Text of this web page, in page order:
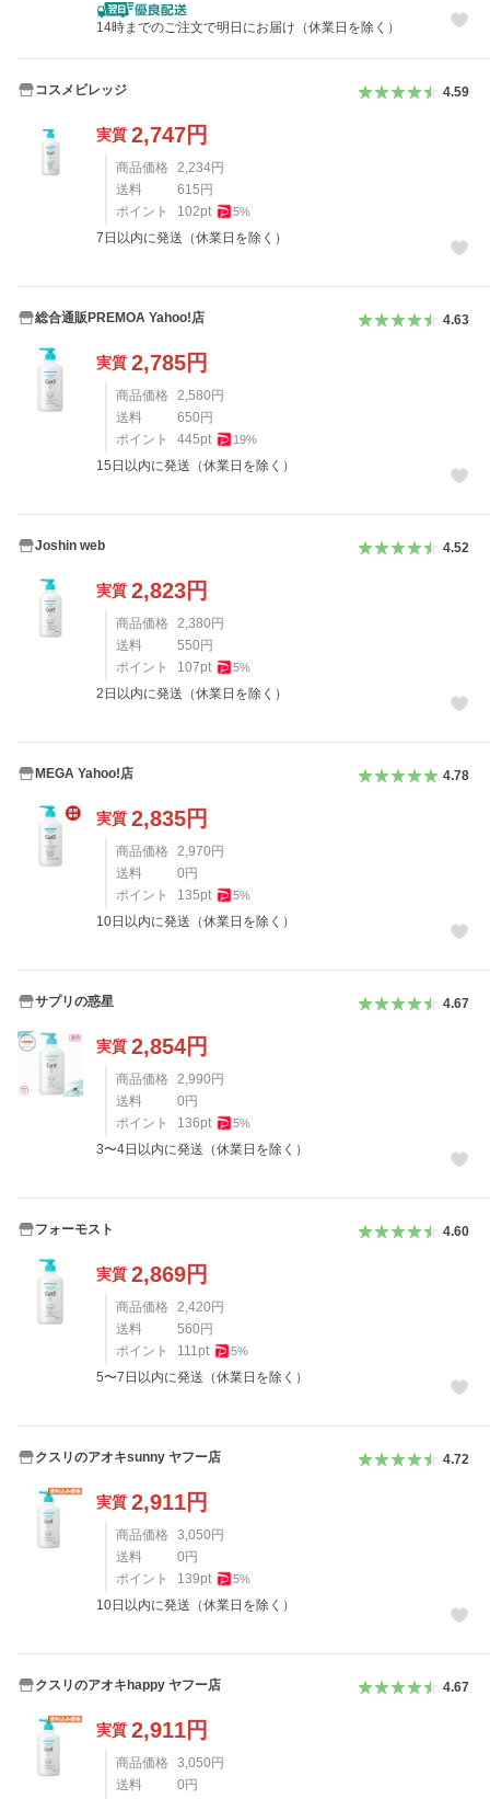
14時までのご注文で明日にお届け（休業日を除く）
コスメビレッジ 4.59
実質 2,747円
商品価格 2,234円
送料
615 円
ポイント
102pt 5%
7日以内に発送（休業日を除く）
総合通販PREMOA Yahoo!店 4.63
実質 2,785円
商品価格 2,580 円
送料
650 円
ポイント
445pt 19%
15日以内に発送（休業日を除く）
Joshin web 4.52
実質 2,823円
商品価格 2,380 円
送料
550 円
ポイント
107pt 5%
2日以内に発送（休業日を除く）
MEGA Yahoo!店 4.78
実質 2,835円
商品価格 2,970 円
送料
0 円
ポイント
135pt 5%
10日以内に発送（休業日を除く）
サプリの惑星 4.67
実質 2,854円
商品価格 2,990 円
送料
0 円
ポイント
136pt 5%
3〜4日以内に発送（休業日を除く）
フォーモスト 4.60
実質 2,869円
商品価格 2,420 円
送料
560 円
ポイント
111pt 5%
5〜7日以内に発送（休業日を除く）
クスリのアオキsunny ヤフー店 4.72
実質 2,911円
商品価格 3,050 円
送料
0 円
ポイント
139pt 5%
10日以内に発送（休業日を除く）
クスリのアオキhappy ヤフー店 4.67
実質 2,911円
商品価格 3,050 円
送料
0 円